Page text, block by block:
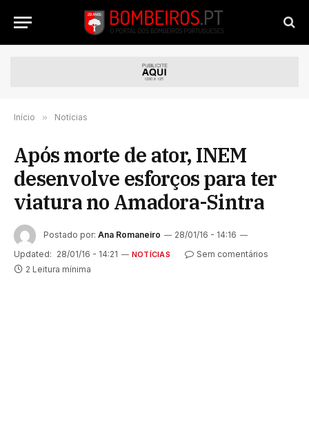
Início » Notícias
Após morte de ator, INEM
desenvolve esforços para ter
viatura no Amadora-Sintra
Postado por: Ana Romaneiro
28/01/16 - 14:16
Updated: 28/01/16 - 14:21 NOTÍCIAS
Sem comentários
2 Leitura mínima